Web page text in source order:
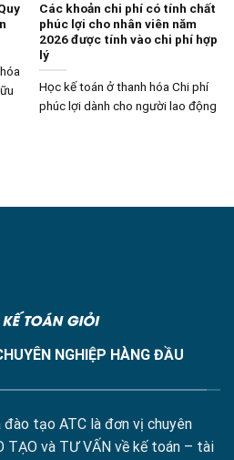
Các khoản chi phí có tính chất
phúc lợi cho nhân viên năm
2026 được tính vào chi phí hợp
lý
Học kế toán ở thanh hóa Chi phí
phúc lợi dành cho người lao động
NGHIỆP HÀNG ĐẦU
tạo ATC là đơn vị chuyên
TẠO và TƯ VẤN về kế toán – tài